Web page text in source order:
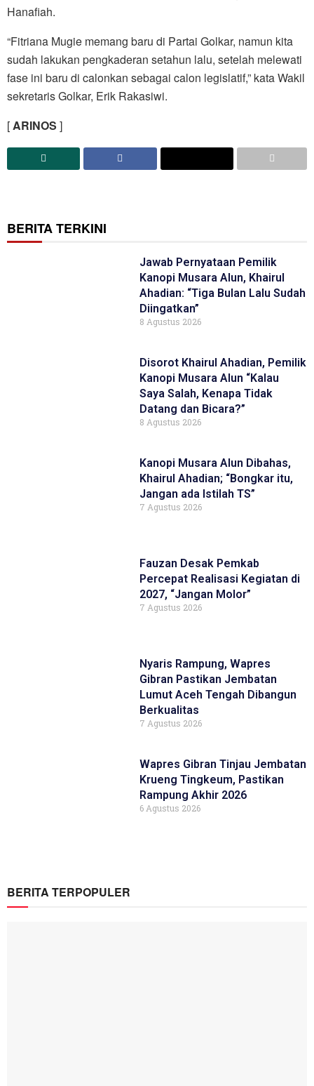
Hanafiah.
“Fitriana Mugie memang baru di Partai Golkar, namun kita
sudah lakukan pengkaderan setahun lalu, setelah melewati
fase ini baru di calonkan sebagai calon legislatif,” kata Wakil
sekretaris Golkar, Erik Rakasiwi.
[ARINOS ]
BERITA TERKINI
Jawab Pernyataan Pemilik
Kanopi Musara Alun, Khairul
Ahadian: “Tiga Bulan Lalu Sudah
Diingatkan”
8 Agustus 2026
Disorot Khairul Ahadian, Pemilik
Kanopi Musara Alun “Kalau
Saya Salah, Kenapa Tidak
Datang dan Bicara?”
8 Agustus 2026
Kanopi Musara Alun Dibahas,
Khairul Ahadian; “Bongkar itu,
Jangan ada Istilah TS”
7 Agustus 2026
Fauzan Desak Pemkab
Percepat Realisasi Kegiatan di
2027, “Jangan Molor”
7 Agustus 2026
Nyaris Rampung, Wapres
Gibran Pastikan Jembatan
Lumut Aceh Tengah Dibangun
Berkualitas
7 Agustus 2026
Wapres Gibran Tinjau Jembatan
Krueng Tingkeum, Pastikan
Rampung Akhir 2026
6 Agustus 2026
BERITA TERPOPULER